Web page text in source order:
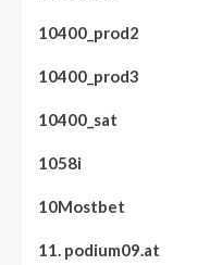
10400_prod2
10400_prod3
10400_sat
1058i
10Mostbet
11. podium09.at